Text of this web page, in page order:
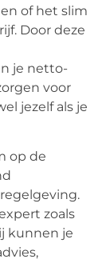
of het slim
Door deze
je netto-
voor
jezelf als je
op de
zoals
kunnen je